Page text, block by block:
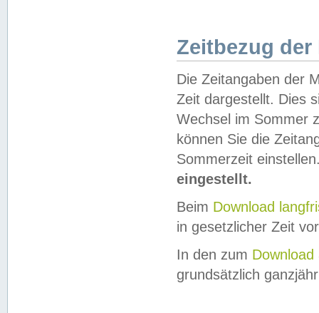
Zeitbezug der
Die Zeitangaben der
Zeit dargestellt. Dies
Wechsel im Sommer
können Sie die
Sommerzeit
eingestellt.
Beim Download
in gesetzlicher Zeit
In den zum Download
grundsätzlich